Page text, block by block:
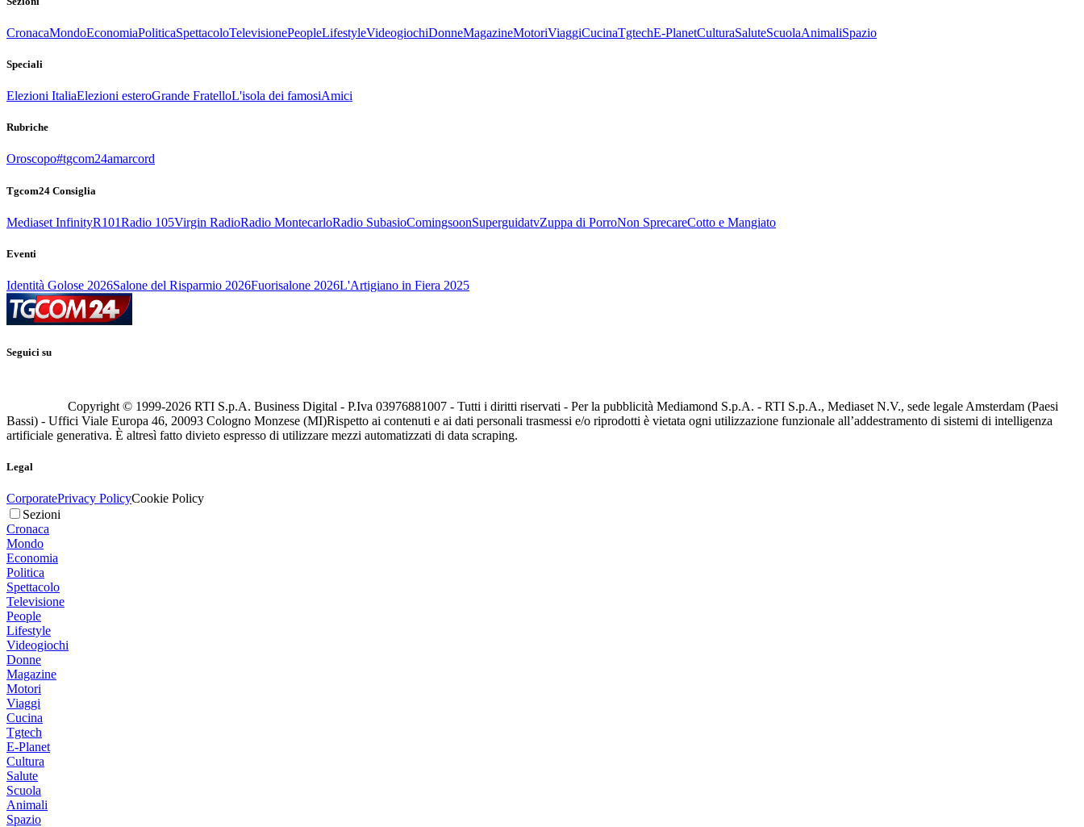
CronacaMondoEconomiaPoliticaSpettacoloTelevisionePeopleLifestyleVideogiochiDonneMagazineMotoriViaggiCucinaTgtechE-PlanetCulturaSaluteScuolaAnimaliSpazio
Speciali
Elezioni ItaliaElezioni esteroGrande FratelloL'isola dei famosiAmici
Rubriche
Oroscopo#tgcom24amarcord
Tgcom24 Consiglia
Mediaset InfinityR101Radio 105Virgin RadioRadio MontecarloRadio SubasioComingsoonSuperguidatvZuppa di PorroNon SprecareCotto e Mangiato
Eventi
Identità Golose 2026Salone del Risparmio 2026Fuorisalone 2026L'Artigiano in Fiera 2025
Seguici su
Copyright © 1999-2026 RTI S.p.A. Business Digital - P.Iva 03976881007 - Tutti i diritti riservati - Per la pubblicità Mediamond S.p.A. - RTI S.p.A., Mediaset N.V., sede legale Amsterdam (Paesi
Bassi) - Uffici Viale Europa 46, 20093 Cologno Monzese (MI)Rispetto ai contenuti e ai dati personali trasmessi e/o riprodotti è vietata ogni utilizzazione funzionale all’addestramento di sistemi di intelligenza
artificiale generativa. È altresì fatto divieto espresso di utilizzare mezzi automatizzati di data scraping.
Legal
CorporatePrivacy PolicyCookie Policy
Sezioni
Cronaca
Mondo
Economia
Politica
Spettacolo
Televisione
People
Lifestyle
Videogiochi
Donne
Magazine
Motori
Viaggi
Cucina
Tgtech
E-Planet
Cultura
Salute
Scuola
Animali
Spazio